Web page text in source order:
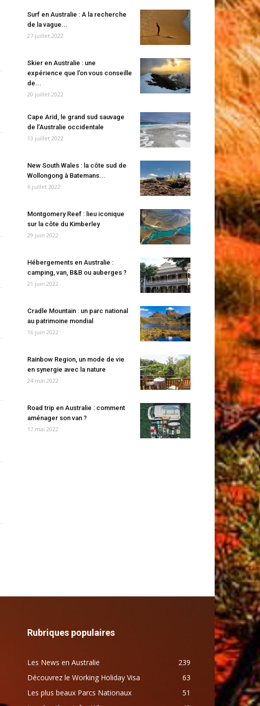
Surf en Australie : A la recherche
de la vague...
27 juillet 2022
Skier en Australie : une
expérience que l’on vous conseille
de...
20 juillet 2022
Cape Arid, le grand sud sauvage
de l’Australie occidentale
13 juillet 2022
New South Wales : la côte sud de
Wollongong à Batemans...
6 juillet 2022
Montgomery Reef : lieu iconique
sur la côte du Kimberley
29 juin 2022
Hébergements en Australie :
camping, van, B&B ou auberges ?
21 juin 2022
Cradle Mountain : un parc national
au patrimoine mondial
16 juin 2022
Rainbow Region, un mode de vie
en synergie avec la nature
24 mai 2022
Road trip en Australie : comment
aménager son van ?
17 mai 2022
Rubriques populaires
Les News en Australie
239
Découvrez le Working Holiday Visa
63
Les plus beaux Parcs Nationaux
51